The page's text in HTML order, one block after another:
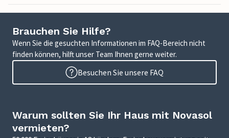
Brauchen Sie Hilfe?
Wenn Sie die gesuchten Informationen im FAQ-Bereich nicht
finden können, hilft unser Team Ihnen gerne weiter.
Besuchen Sie unsere FAQ
Warum sollten Sie Ihr Haus mit Novasol
vermieten?